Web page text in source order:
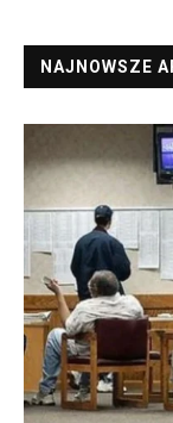
NAJNOWSZE